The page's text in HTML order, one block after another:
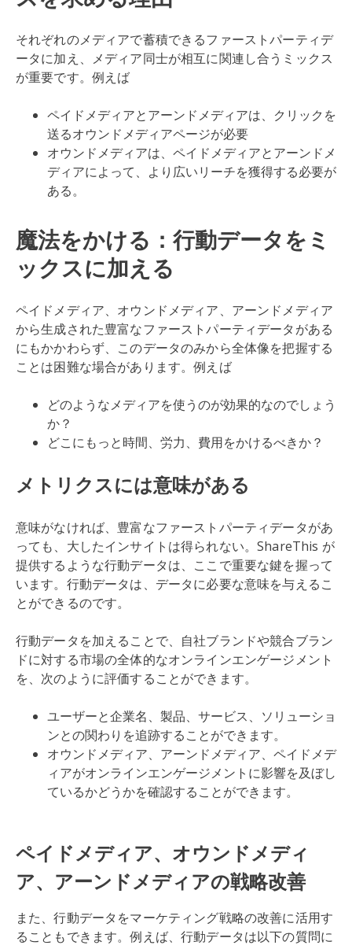
それぞれのメディアで蓄積できるファーストパーティデ
ータに加え、メディア同士が相互に関連し合うミックス
が重要です。例えば
ペイドメディアとアーンドメディアは、クリックを
送るオウンドメディアページが必要
オウンドメディアは、ペイドメディアとアーンドメ
ディアによって、より広いリーチを獲得する必要が
ある。
魔法をかける：行動データをミ
ックスに加える
ペイドメディア、オウンドメディア、アーンドメディア
から生成された豊富なファーストパーティデータがある
にもかかわらず、このデータのみから全体像を把握する
ことは困難な場合があります。例えば
どのようなメディアを使うのが効果的なのでしょう
か？
どこにもっと時間、労力、費用をかけるべきか？
メトリクスには意味がある
意味がなければ、豊富なファーストパーティデータがあ
っても、大したインサイトは得られない。ShareThis が
提供するような行動データは、ここで重要な鍵を握って
います。行動データは、データに必要な意味を与えるこ
とができるのです。
行動データを加えることで、自社ブランドや競合ブラン
ドに対する市場の全体的なオンラインエンゲージメント
を、次のように評価することができます。
ユーザーと企業名、製品、サービス、ソリューショ
ンとの関わりを追跡することができます。
オウンドメディア、アーンドメディア、ペイドメデ
ィアがオンラインエンゲージメントに影響を及ぼし
ているかどうかを確認することができます。
ペイドメディア、オウンドメディ
ア、アーンドメディアの戦略改善
また、行動データをマーケティング戦略の改善に活用す
ることもできます。例えば、行動データは以下の質問に